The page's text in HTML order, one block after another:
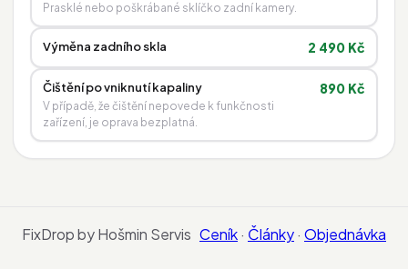
Prasklé nebo poškrábané sklíčko zadní kamery.
Výměna zadního skla 2 490 Kč
Čištění po vniknutí kapaliny
V případě, že čištění nepovede k funkčnosti
zařízení, je oprava bezplatná.
890 Kč
FixDrop by Hošmin Servis Ceník· Články· Objednávka